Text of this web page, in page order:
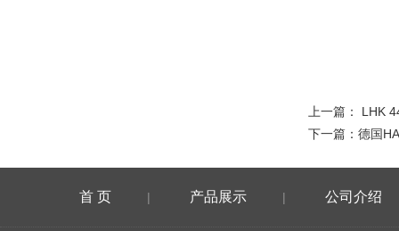
上一篇： LHK
下一篇： 德国
首 页 | 产品展示 | 公司介绍